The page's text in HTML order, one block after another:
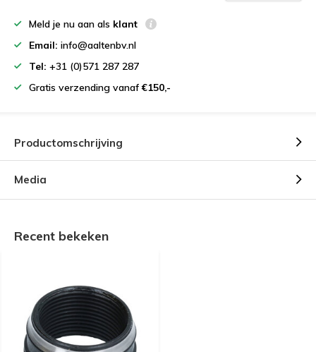
Meld je nu aan als klant
Email: info@aaltenbv.nl
Tel: +31 (0)571 287 287
Gratis verzending vanaf€150,-
Productomschrijving
Media
Recent bekeken